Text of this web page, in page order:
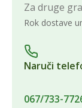
Za druge
Rok dostave
Naruči
067/733-